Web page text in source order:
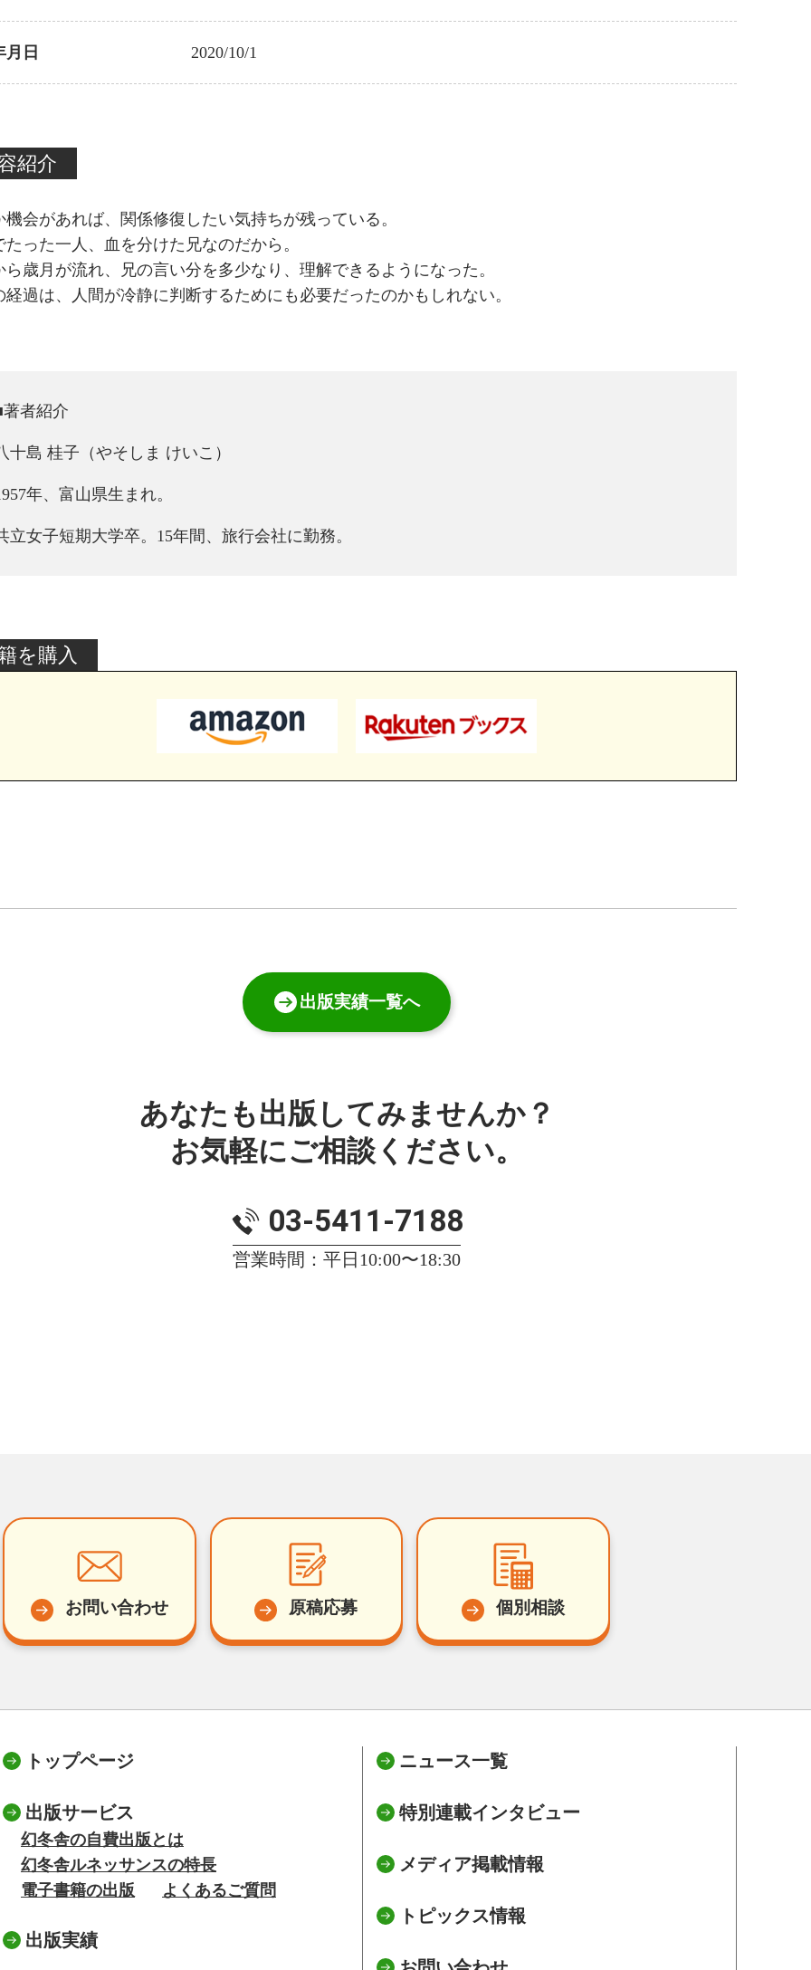
月日 2020/10/1
紹介
機会があれば、関係修復したい気持ちが残っている。
たった一人、血を分けた兄なのだから。
ら歳月が流れ、兄の言い分を多少なり、理解できるようになった。
経過は、人間が冷静に判断するためにも必要だったのかもしれない。
者紹介
十島 桂子（やそしま けいこ）
年、富山県生まれ。
立女子短期大学卒。15年間、旅行会社に勤務。
を購入
出版実績一覧へ
あなたも出版してみませんか？
お気軽にご相談ください。
03-5411-7188
営業時間：平日10:00〜18:30
お問い合わせ 原稿応募 個別相談
トップページ
出版サービス
幻冬舎の自費出版とは
幻冬舎ルネッサンスの特長
電子書籍の出版
よくあるご質問
出版実績
ニュース一覧
特別連載インタビュー
メディア掲載情報
トピックス情報